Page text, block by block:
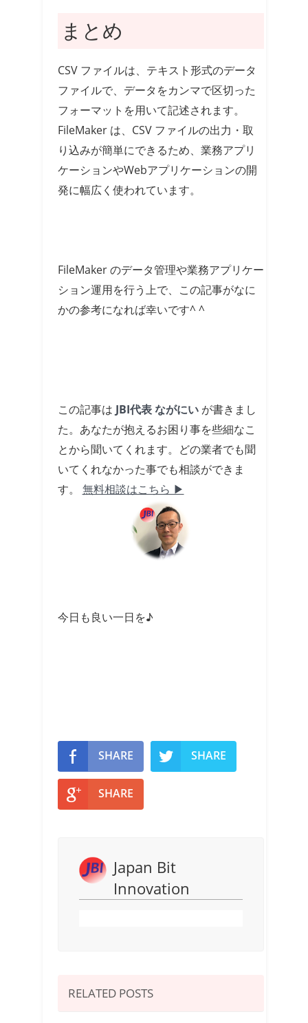
まとめ
CSV ファイルは、テキスト形式のデータ
ファイルで、データをカンマで区切った
フォーマットを用いて記述されます。
FileMaker は、CSV ファイルの出力・取
り込みが簡単にできるため、業務アプリ
ケーションやWebアプリケーションの開
発に幅広く使われています。
FileMaker のデータ管理や業務アプリケー
ション運用を行う上で、この記事がなに
かの参考になれば幸いです^ ^
この記事は JBI代表 ながにいが書きまし
た。あなたが抱えるお困り事を些細なこ
とから聞いてくれます。どの業者でも聞
いてくれなかった事でも相談ができま
す。 無料相談はこちら ▶
今日も良い一日を♪
SHARE SHARE
SHARE
Japan Bit
Innovation
RELATED POSTS